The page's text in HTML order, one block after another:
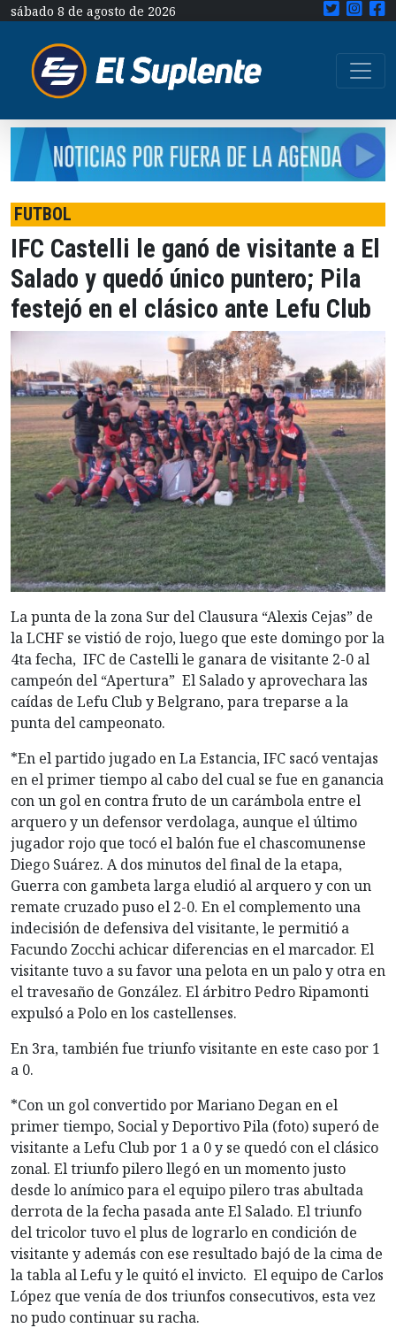
sábado 8 de agosto de 2026
FUTBOL
IFC Castelli le ganó de visitante a El
Salado y quedó único puntero; Pila
festejó en el clásico ante Lefu Club
La punta de la zona Sur del Clausura “Alexis Cejas” de
la LCHF se vistió de rojo, luego que este domingo por la
4ta fecha, IFC de Castelli le ganara de visitante 2-0 al
campeón del “Apertura” El Salado y aprovechara las
caídas de Lefu Club y Belgrano, para treparse a la
punta del campeonato.
*En el partido jugado en La Estancia, IFC sacó ventajas
en el primer tiempo al cabo del cual se fue en ganancia
con un gol en contra fruto de un carámbola entre el
arquero y un defensor verdolaga, aunque el último
jugador rojo que tocó el balón fue el chascomunense
Diego Suárez. A dos minutos del final de la etapa,
Guerra con gambeta larga eludió al arquero y con un
remate cruzado puso el 2-0. En el complemento una
indecisión de defensiva del visitante, le permitió a
Facundo Zocchi achicar diferencias en el marcador. El
visitante tuvo a su favor una pelota en un palo y otra en
el travesaño de González. El árbitro Pedro Ripamonti
expulsó a Polo en los castellenses.
En 3ra, también fue triunfo visitante en este caso por 1
a 0.
*Con un gol convertido por Mariano Degan en el
primer tiempo, Social y Deportivo Pila (foto) superó de
visitante a Lefu Club por 1 a 0 y se quedó con el clásico
zonal. El triunfo pilero llegó en un momento justo
desde lo anímico para el equipo pilero tras abultada
derrota de la fecha pasada ante El Salado. El triunfo
del tricolor tuvo el plus de lograrlo en condición de
visitante y además con ese resultado bajó de la cima de
la tabla al Lefu y le quitó el invicto. El equipo de Carlos
López que venía de dos triunfos consecutivos, esta vez
no pudo continuar su racha.